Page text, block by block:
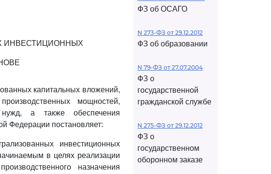
ИНВЕСТИЦИОННЫХ
капитальных вложений,
мощностей,
а также обеспечения
Федерации постановляет:
инвестиционных
в целях реализации
назначения
ФЗ об ОСАГО
N 273-ФЗ от 29.12.2012
ФЗ об образовании
N 79-ФЗ от 27.07.2004
ФЗ о
государственной
гражданской службе
N 275-ФЗ от 29.12.2012
ФЗ о
государственном
оборонном заказе